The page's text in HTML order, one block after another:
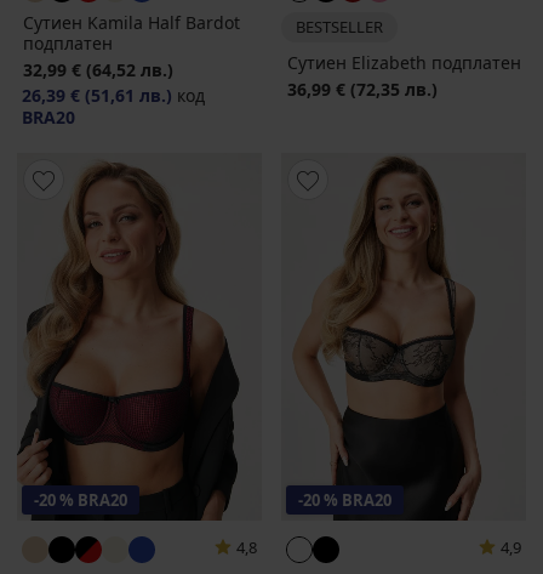
Сутиен Kamila Half Bardot
подплатен
32,99 € (64,52 лв.)
26,39 € (51,61 лв.) код
BRA20
BESTSELLER
Сутиен Elizabeth подплатен
36,99 € (72,35 лв.)
-20 % BRA20
4,8
-20 % BRA20
4,9